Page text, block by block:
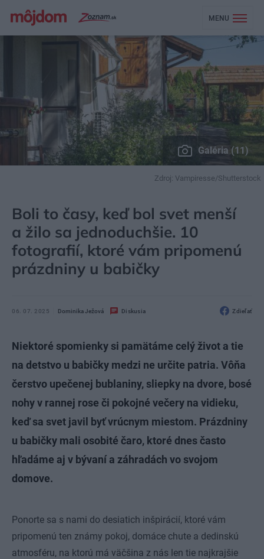
MENU
Galéria (11)
Zdroj: Vampiresse/Shutterstock
Boli to časy, keď bol svet menší
a žilo sa jednoduchšie. 10
fotografií, ktoré vám pripomenú
prázdniny u babičky
06. 07. 2025 Dominika Ježová Diskusia Zdieľať
Niektoré spomienky si pamätáme celý život a tie
na detstvo u babičky medzi ne určite patria. Vôňa
čerstvo upečenej bublaniny, sliepky na dvore, bosé
nohy v rannej rose či pokojné večery na vidieku,
keď sa svet javil byť vrúcnym miestom. Prázdniny
u babičky mali osobité čaro, ktoré dnes často
hľadáme aj v bývaní a záhradách vo svojom
domove.
Ponorte sa s nami do desiatich inšpirácií, ktoré vám
pripomenú ten známy pokoj, domáce chute a dedinskú
atmosféru, na ktorú má väčšina z nás len tie najkrajšie